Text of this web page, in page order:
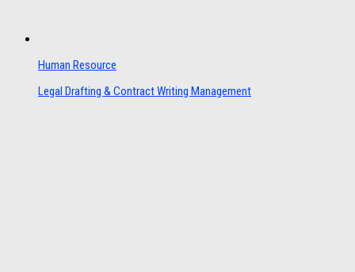
Human Resource
Legal Drafting & Contract Writing Management